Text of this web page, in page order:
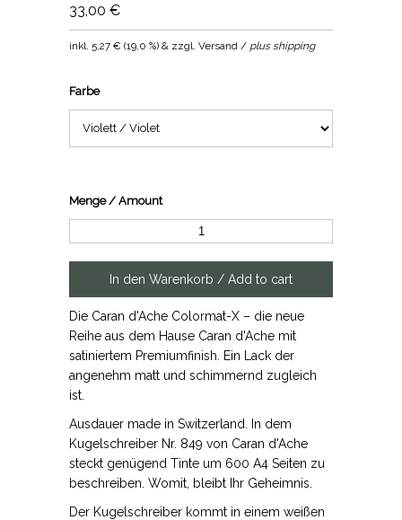
33,00 €
inkl.5,27 € (19,0 %) & zzgl. Versand / plus shipping
Farbe
Menge / Amount
Die Caran d'Ache Colormat-X – die neue
Reihe aus dem Hause Caran d'Ache mit
satiniertem Premiumfinish. Ein Lack der
angenehm matt und schimmernd zugleich
ist.
Ausdauer made in Switzerland. In dem
Kugelschreiber Nr. 849 von Caran d'Ache
steckt genügend Tinte um 600 A4 Seiten zu
beschreiben. Womit, bleibt Ihr Geheimnis.
Der Kugelschreiber kommt in einem weißen